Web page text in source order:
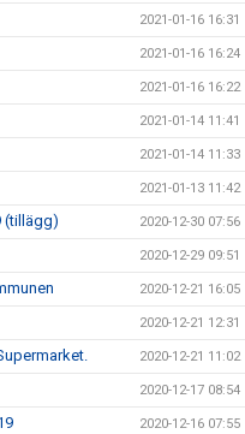
2021-01-16 16:31
2021-01-16 16:24
2021-01-16 16:22
2021-01-14 11:41
2021-01-14 11:33
2021-01-13 11:42
(tillägg) 2020-12-30 07:56
2020-12-29 09:51
2020-12-21 16:05
2020-12-21 12:31
2020-12-21 11:02
2020-12-17 08:54
2020-12-16 07:55